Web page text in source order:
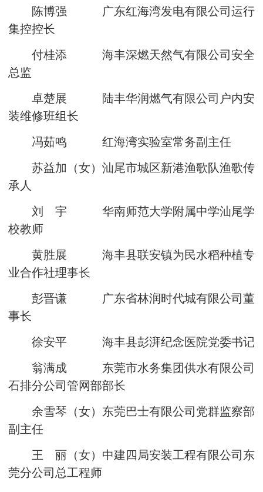
陈博强 广东红海湾发电有限公司运行
集控控长
付桂添 海丰深燃天然气有限公司安全
总监
卓楚展 陆丰华润燃气有限公司户内安
装维修班组长
冯茹鸣 红海湾实验室常务副主任
苏益加（女）汕尾市城区新港渔歌队渔歌传
承人
刘 宇 华南师范大学附属中学汕尾学
校教师
黄胜展 海丰县联安镇为民水稻种植专
业合作社理事长
彭晋谦 广东省林润时代城有限公司董
事长
徐安平 海丰县彭湃纪念医院党委书记
翁满成 东莞市水务集团供水有限公司
石排分公司管网部部长
余雪琴（女）东莞巴士有限公司党群监察部
副主任
王 丽（女）中建四局安装工程有限公司东
莞分公司总工程师